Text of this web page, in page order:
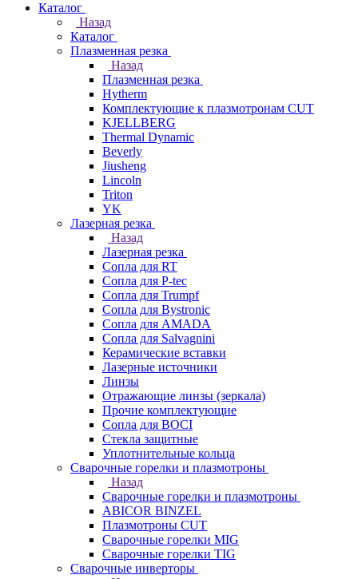
Каталог
Назад
Каталог
Плазменная резка
Назад
Плазменная резка
Hytherm
Комплектующие к плазмотронам CUT
KJELLBERG
Thermal Dynamic
Beverly
Jiusheng
Lincoln
Triton
YK
Лазерная резка
Назад
Лазерная резка
Сопла для RT
Сопла для P-tec
Сопла для Trumpf
Сопла для Bystronic
Сопла для AMADA
Сопла для Salvagnini
Керамические вставки
Лазерные источники
Линзы
Отражающие линзы (зеркала)
Прочие комплектующие
Сопла для BOCI
Стекла защитные
Уплотнительные кольца
Сварочные горелки и плазмотроны
Назад
Сварочные горелки и плазмотроны
ABICOR BINZEL
Плазмотроны CUT
Сварочные горелки MIG
Сварочные горелки TIG
Сварочные инверторы